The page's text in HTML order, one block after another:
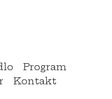
Program
Kontakt